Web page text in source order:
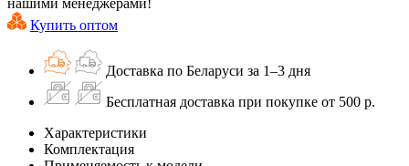
Купить оптом
Доставка по Беларуси за 1–3 дня
Бесплатная доставка при покупке от 500 р.
Характеристики
Комплектация